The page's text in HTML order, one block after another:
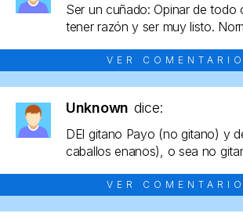
Ser un cuñado: Opinar de todo
tener razón y ser muy listo.
VER COMENTARIO
Unknown dice:
DEl gitano Payo (no gitano) y
caballos enanos), o sea no
VER COMENTARIO